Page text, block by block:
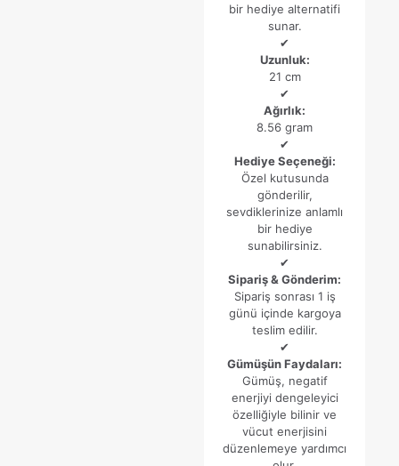
bir hediye alternatifi
sunar.
✔
Uzunluk:
21 cm
✔
Ağırlık:
8.56 gram
✔
Hediye Seçeneği:
Özel kutusunda
gönderilir,
sevdiklerinize anlamlı
bir hediye
sunabilirsiniz.
✔
Sipariş & Gönderim:
Sipariş sonrası 1 iş
günü içinde kargoya
teslim edilir.
✔
Gümüşün Faydaları:
Gümüş, negatif
enerjiyi dengeleyici
özelliğiyle bilinir ve
vücut enerjisini
düzenlemeye yardımcı